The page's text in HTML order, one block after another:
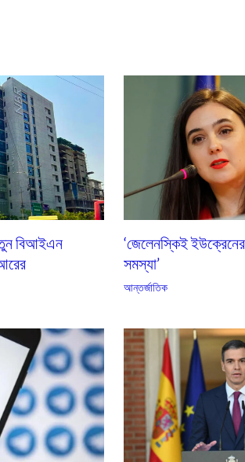
বিআইএন
‘জেলেনস্কিই
সমস্যা’
আন্তর্জাতিক